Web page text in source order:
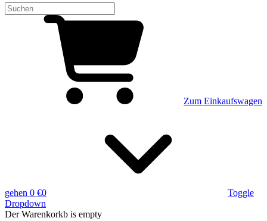
Zum Einkaufswagen
gehen 0 €0
Toggle
Dropdown
Der Warenkorkb is empty